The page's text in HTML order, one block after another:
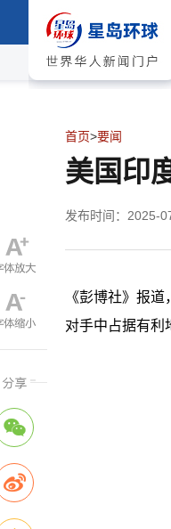
首页>要闻
美国印
发布时间：2025-
《彭博社》报
对手中占据有利